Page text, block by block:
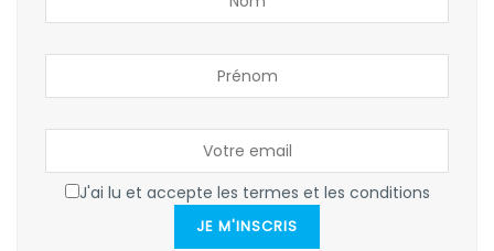
J'ai lu et accepte les termes et les conditions
JE M'INSCRIS